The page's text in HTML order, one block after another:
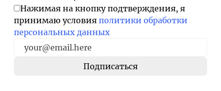
Нажимая на кнопку подтверждения, я
принимаю условия политики обработки
персональных данных